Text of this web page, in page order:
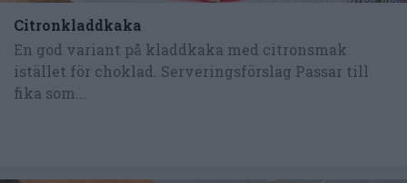
Citronkladdkaka
En god variant på kladdkaka med citronsmak
istället för choklad. Serveringsförslag Passar till
fika som...